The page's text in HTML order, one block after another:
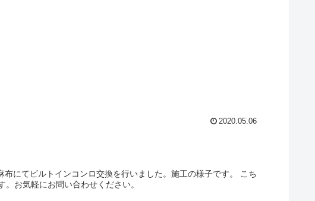
2020.05.06
にてビルトインコンロ交換を行いました。施工の様子です。 こち
お気軽にお問い合わせください。